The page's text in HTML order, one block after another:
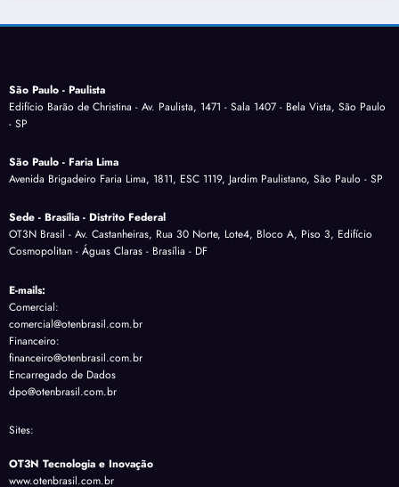
São Paulo - Paulista
Edifício Barão de Christina - Av. Paulista, 1471 - Sala 1407 - Bela Vista, São Paulo
- SP
São Paulo - Faria Lima
Avenida Brigadeiro Faria Lima, 1811, ESC 1119, Jardim Paulistano, São Paulo - SP
Sede - Brasília - Distrito Federal
OT3N Brasil - Av. Castanheiras, Rua 30 Norte, Lote4, Bloco A, Piso 3, Edifício
Cosmopolitan - Águas Claras - Brasília - DF
E-mails:
Comercial:
comercial@otenbrasil.com.br
Financeiro:
financeiro@otenbrasil.com.br
Encarregado de Dados
dpo@otenbrasil.com.br
Sites:
OT3N Tecnologia e Inovação
www.otenbrasil.com.br